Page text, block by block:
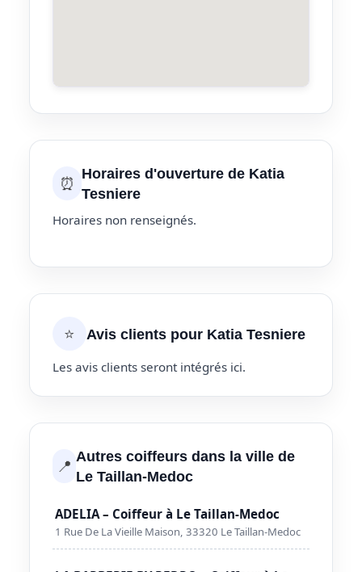
⏰ Horaires d'ouverture de Katia
Tesniere
Horaires non renseignés.
⭐ Avis clients pour Katia Tesniere
Les avis clients seront intégrés ici.
📍 Autres coiffeurs dans la ville de
Le Taillan-Medoc
ADELIA – Coiffeur à Le Taillan-Medoc
1 Rue De La Vieille Maison, 33320 Le Taillan-Medoc